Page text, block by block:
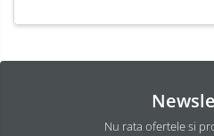
Nu rata ofertele si